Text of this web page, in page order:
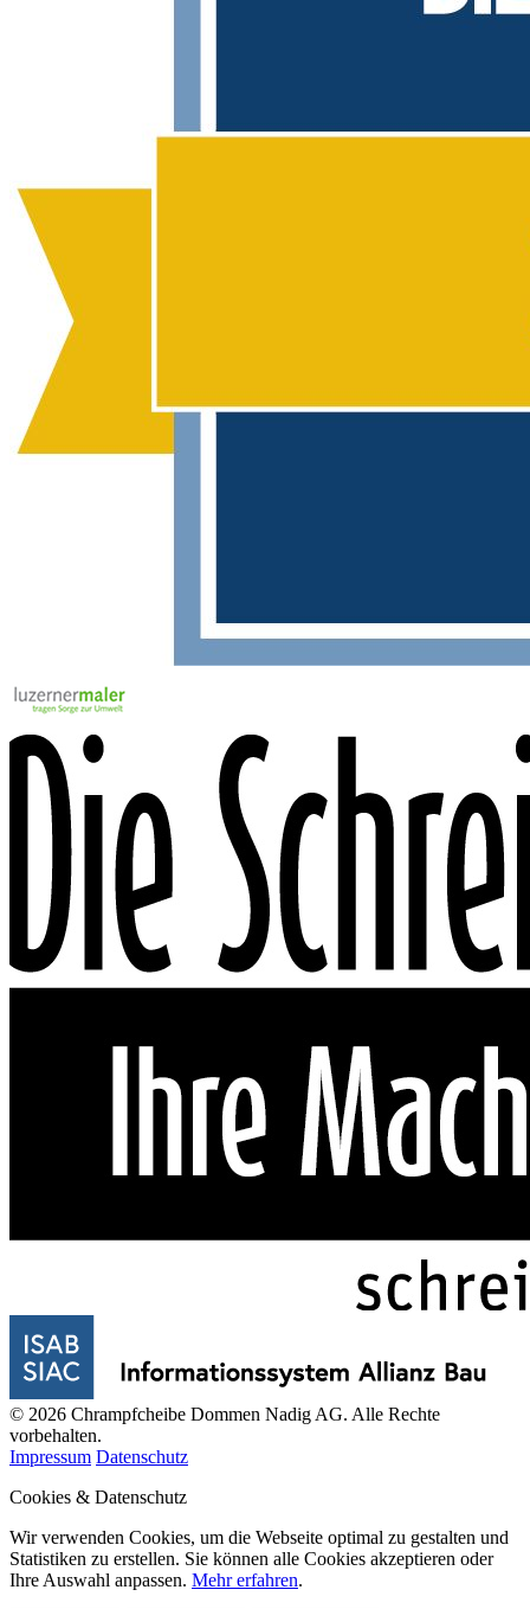
© 2026 Chrampfcheibe Dommen Nadig AG. Alle Rechte
vorbehalten.
Impressum Datenschutz
Cookies & Datenschutz
Wir verwenden Cookies, um die Webseite optimal zu gestalten und
Statistiken zu erstellen. Sie können alle Cookies akzeptieren oder
Ihre Auswahl anpassen. Mehr erfahren.